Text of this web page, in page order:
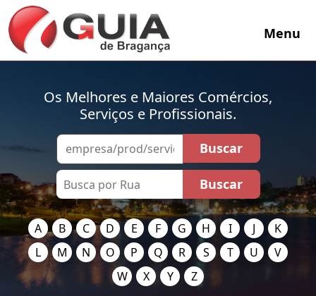
Menu
Os Melhores e Maiores Comércios,
Serviços e Profissionais.
A B C D E F G H I J
K
L
M N O P Q R S T U
V
W
X Y Z